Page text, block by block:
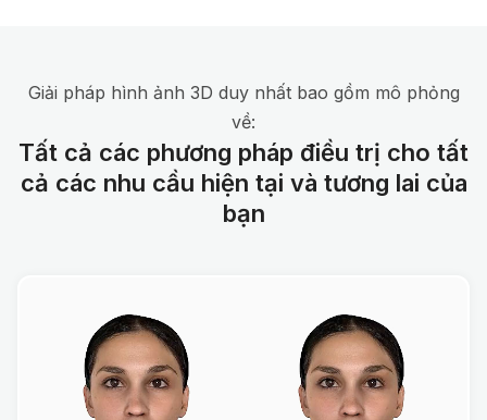
Giải pháp hình ảnh 3D duy nhất bao gồm mô phỏng
về:
Tất cả các phương pháp điều trị cho tất
cả các nhu cầu hiện tại và tương lai của
bạn